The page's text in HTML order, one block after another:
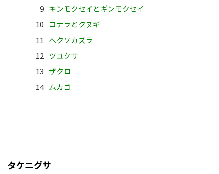
キンモクセイとギンモクセイ
コナラとクヌギ
ヘクソカズラ
ツユクサ
ザクロ
ムカゴ
タケニグサ